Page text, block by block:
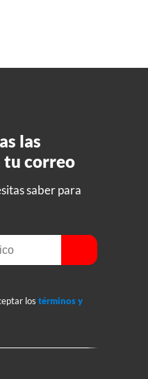
las
tu correo
saber para
los términos y